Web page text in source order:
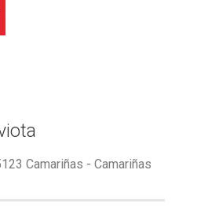
Camariñas - Camariñas